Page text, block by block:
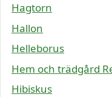
Hagtorn
Hallon
Helleborus
Hem och trädgård
Hibiskus